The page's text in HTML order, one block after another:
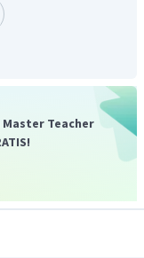
adalah
Teacher